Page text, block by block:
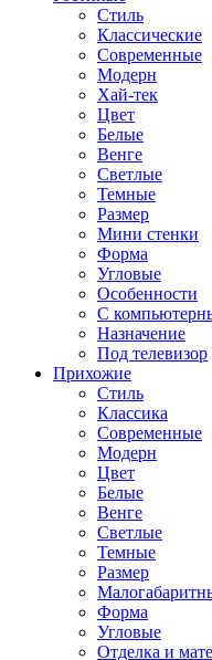
Стиль
Классические
Современные
Модерн
Хай-тек
Цвет
Белые
Венге
Светлые
Темные
Размер
Мини стенки
Форма
Угловые
Особенности
С
Назначение
Под телевизор
Прихожие
Стиль
Классика
Современные
Модерн
Цвет
Белые
Венге
Светлые
Темные
Размер
Форма
Угловые
Отделка и